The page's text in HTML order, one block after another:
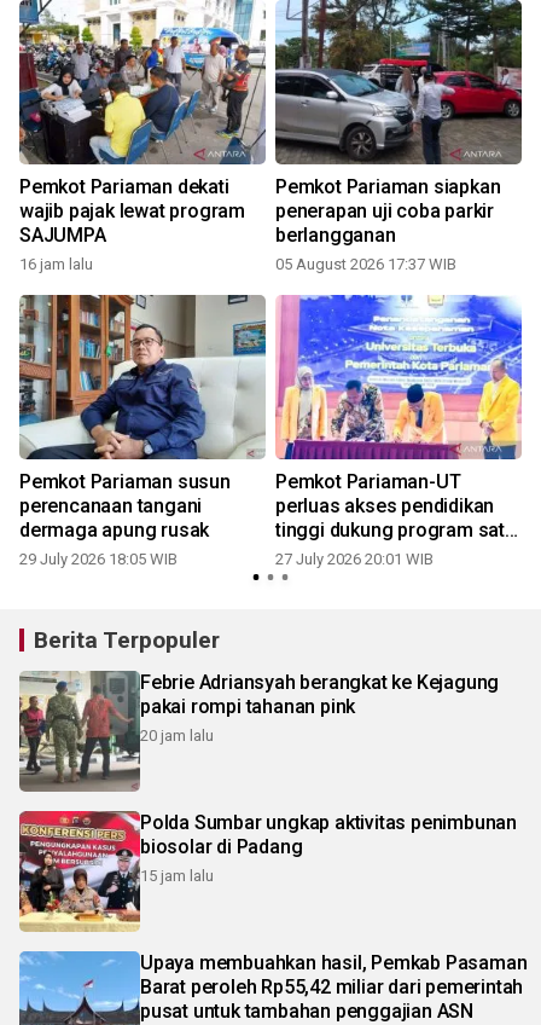
Pemkot Pariaman dekati
wajib pajak lewat program
SAJUMPA
16 jam lalu
Pemkot Pariaman siapkan
penerapan uji coba parkir
berlangganan
05 August 2026 17:37 WIB
Pemkot Pariaman susun
perencanaan tangani
dermaga apung rusak
29 July 2026 18:05 WIB
Pemkot Pariaman-UT
perluas akses pendidikan
tinggi dukung program satu
keluarga satu sarjana
27 July 2026 20:01 WIB
Berita Terpopuler
Febrie Adriansyah berangkat ke Kejagung
pakai rompi tahanan pink
20 jam lalu
Polda Sumbar ungkap aktivitas penimbunan
biosolar di Padang
15 jam lalu
Upaya membuahkan hasil, Pemkab Pasaman
Barat peroleh Rp55,42 miliar dari pemerintah
pusat untuk tambahan penggajian ASN